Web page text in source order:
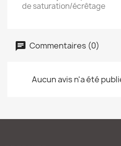
de saturation/écrêtage
Commentaires (0)
Aucun avis n'a été